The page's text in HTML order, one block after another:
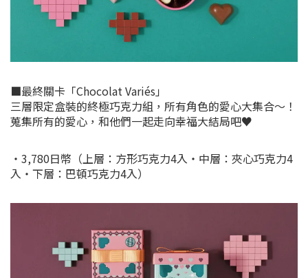
■最終關卡「Chocolat Variés」
三層限定盒裝的終極巧克力組，所有角色的愛心大集合～！
蒐集所有的愛心，和他們一起走向幸福大結局吧♥
・3,780日幣（上層：方形巧克力4入・中層：夾心巧克力4
入・下層：巴頓巧克力4入）